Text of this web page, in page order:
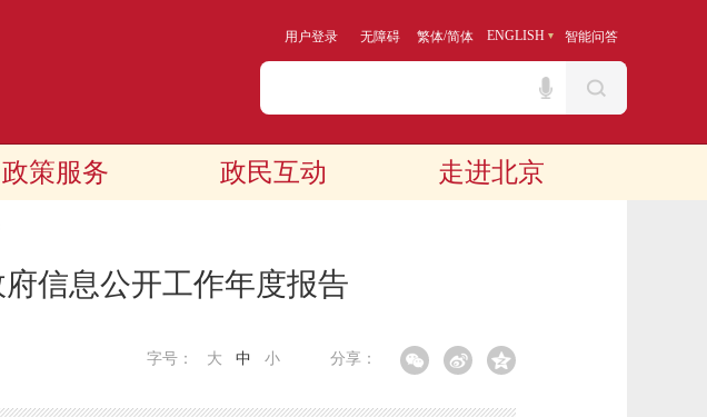
用户登录 无障碍 繁体/简体 ENGLISH 智能问答
政策服务 政民互动 走进北京
信息公开工作年度报告
分享：
字号： 大 中 小